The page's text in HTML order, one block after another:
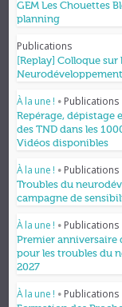
GEM Les Chouettes
planning
Publications
[Replay] Colloque sur
À la une ! • Publications
Repérage, dépistage
des TND dans les
Vidéos disponibles
À la une ! • Publications
Troubles du
campagne de
À la une ! • Publications
Premier anniversaire
pour les troubles du
2027
À la une ! • Publications